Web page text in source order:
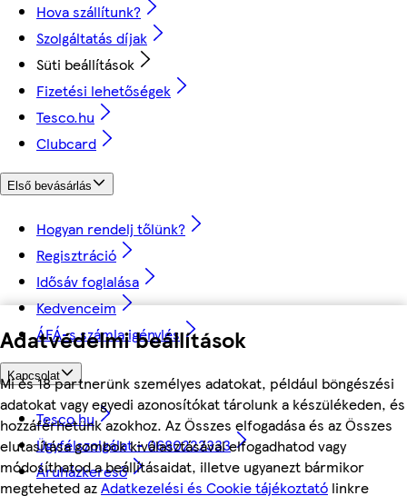
Adatvédelmi beállítások
Mi és 18 partnerünk személyes adatokat, például böngészési
adatokat vagy egyedi azonosítókat tárolunk a készülékeden, és
hozzáférhetünk azokhoz. Az Összes elfogadása és az Összes
elutasítása gombok kiválasztásával elfogadhatod vagy
módosíthatod a beállításaidat, illetve ugyanezt bármikor
megteheted azAdatkezelési és Cookie tájékoztató linkre
Hova szállítunk?
Szolgáltatás díjak
Süti beállítások
Fizetési lehetőségek
Tesco.hu
Clubcard
Első bevásárlás
Hogyan rendelj tőlünk?
Regisztráció
Idősáv foglalása
Kedvenceim
ÁFÁ-s számla igénylés
Kapcsolat
Tesco.hu
Ügyfélszolgálat - 0680222333
Áruházkereső